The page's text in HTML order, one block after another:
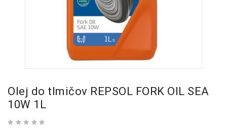
Olej do tlmičov REPSOL FORK OIL SEA
10W 1L